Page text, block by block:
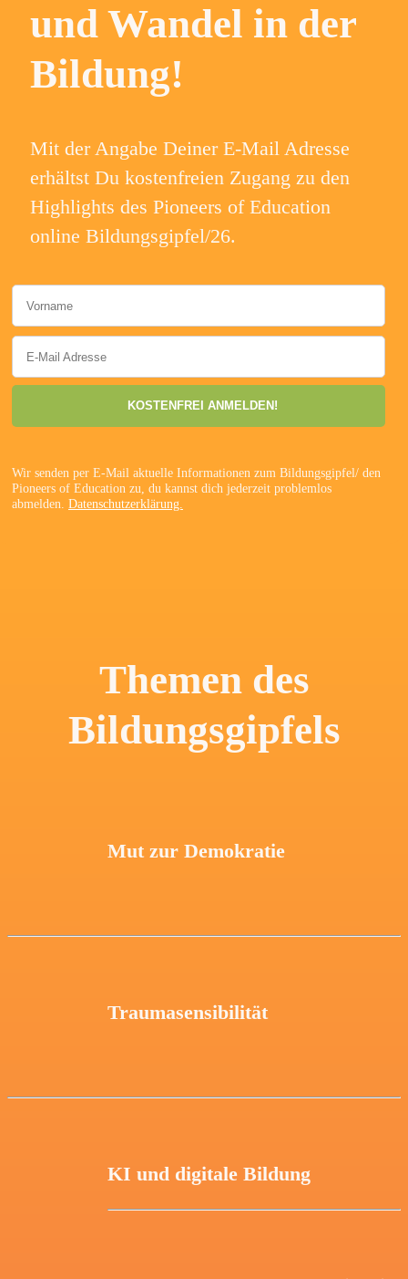
und Wandel in der
Bildung!
Mit der Angabe Deiner E-Mail Adresse
erhältst Du kostenfreien Zugang zu den
Highlights des Pioneers of Education
online Bildungsgipfel/26.
Wir senden per E-Mail aktuelle Informationen zum Bildungsgipfel/ den
Pioneers of Education zu, du kannst dich jederzeit problemlos
abmelden. Datenschutzerklärung.
Themen des
Bildungsgipfels
Mut zur Demokratie
Traumasensibilität
KI und digitale Bildung